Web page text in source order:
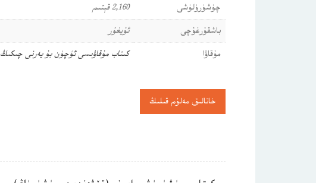
چۈشۈرۈلۈشى
2,160 قېتىم
باشقۇرغۇچى
ئۇيغۇر
مۇقاۋا
كىتاب مۇقاۋىسى ئۈچۈن بۇ يەرنى چىكىڭ
خاتالىق مەلۇم قىلىڭ